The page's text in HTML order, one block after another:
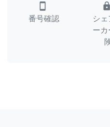
smartphone
番号確認
lock
シェ
ーカ